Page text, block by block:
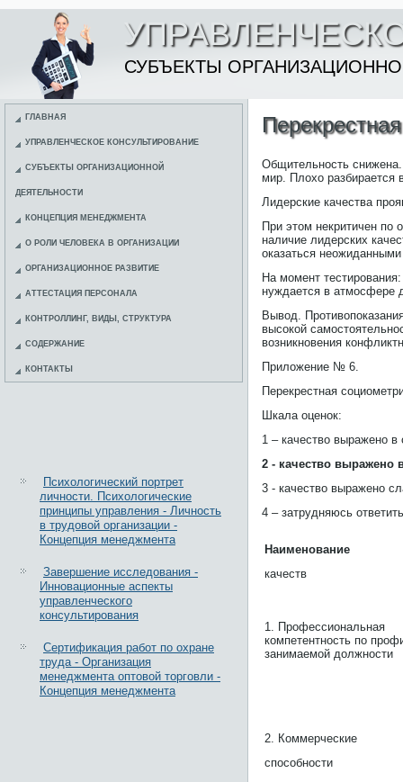
СУБЪЕКТЫ
ГЛАВНАЯ
УПРАВЛЕНЧЕСКОЕ КОНСУЛЬТИРОВАНИЕ
СУБЪЕКТЫ ОРГАНИЗАЦИОННОЙ
ДЕЯТЕЛЬНОСТИ
КОНЦЕПЦИЯ МЕНЕДЖМЕНТА
О РОЛИ ЧЕЛОВЕКА В ОРГАНИЗАЦИИ
ОРГАНИЗАЦИОННОЕ РАЗВИТИЕ
АТТЕСТАЦИЯ ПЕРСОНАЛА
КОНТРОЛЛИНГ, ВИДЫ, СТРУКТУРА
СОДЕРЖАНИЕ
КОНТАКТЫ
Психологический портрет
личности. Психологические
принципы управления - Личность
в трудовой организации -
Концепция менеджмента
Завершение исследования -
Инновационные аспекты
управленческого
консультирования
Сертификация работ по охране
труда - Организация
менеджмента оптовой торговли -
Концепция менеджмента
Общительность снижена.
мир. Плохо разбирается
Лидерские качества
При этом некритичен по
наличие лидерских
оказаться
На момент
нуждается в атмосфере
Вывод.
высокой
возникновения
Приложение № 6.
Перекрестная
Шкала оценок:
1 – качество выражено в
2 - качество выражено
3 - качество выражено
4 – затрудняюсь ответить
Наименование
качеств
1. Профессиональная
компетентность по
занимаемой должности
2. Коммерческие
способности